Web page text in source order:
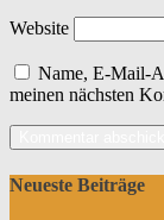
Website
Name, E-Mail-
meinen nächsten
Neueste Beiträge